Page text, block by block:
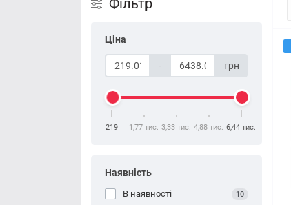
Фільтр
Ціна
- грн
219 1,77 тис. 3,33 тис. 4,88 тис. 6,44 тис.
Наявність
В наявності 10